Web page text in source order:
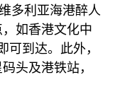
多利亚海港醉人
如香港文化中
可到达。此外，
头及港铁站，